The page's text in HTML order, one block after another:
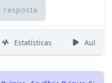
resposta
Estatísticas Aulas